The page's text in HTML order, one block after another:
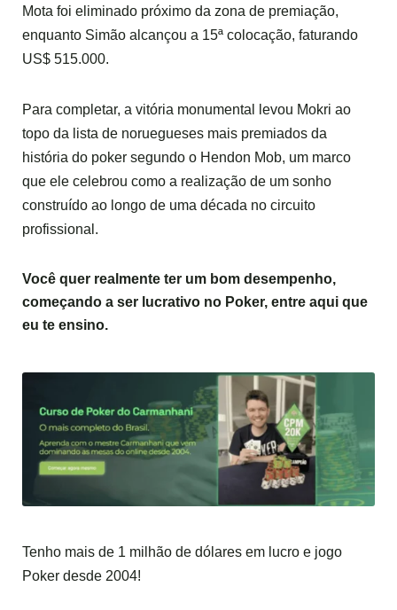
Mota foi eliminado próximo da zona de premiação,
enquanto Simão alcançou a 15ª colocação, faturando
US$ 515.000.
Para completar, a vitória monumental levou Mokri ao
topo da lista de noruegueses mais premiados da
história do poker segundo o Hendon Mob, um marco
que ele celebrou como a realização de um sonho
construído ao longo de uma década no circuito
profissional.
Você quer realmente ter um bom desempenho,
começando a ser lucrativo no Poker, entre aqui que
eu te ensino.
Tenho mais de 1 milhão de dólares em lucro e jogo
Poker desde 2004!